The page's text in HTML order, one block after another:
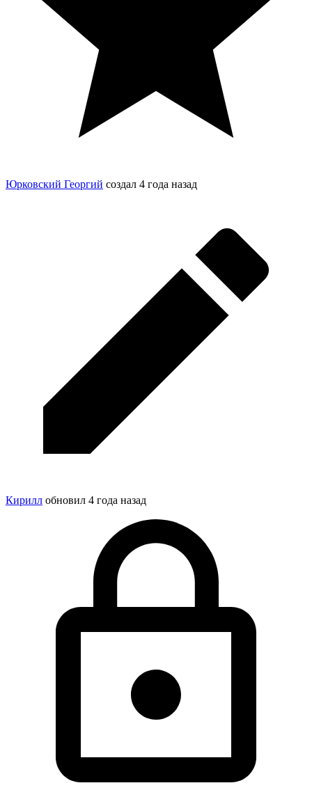
Юрковский Георгий создал 4 года назад
Кирилл обновил 4 года назад